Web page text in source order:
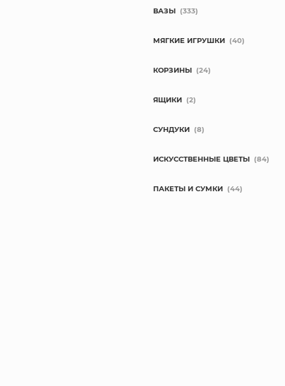
ВАЗЫ (333)
МЯГКИЕ ИГРУШКИ (40)
КОРЗИНЫ (24)
ЯЩИКИ (2)
СУНДУКИ (8)
ИСКУССТВЕННЫЕ ЦВЕТЫ (84)
ПАКЕТЫ И СУМКИ (44)